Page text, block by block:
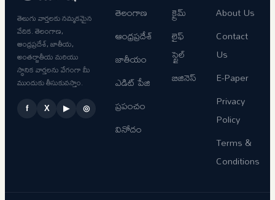
తెలుగు వార్తలకు నమ్మకమైన
వేదిక. తెలంగాణ,
ఆంధ్రప్రదేశ్, జాతీయ,
అంతర్జాతీయ మరియు
స్థానిక వార్తలను వేగంగా మీ
ముందుకు తీసుకువస్తాం.
f X ▶ ◎
తెలంగాణ
ఆంధ్రప్రదేశ్
జాతీయం
ఎడిట్ పేజి
ప్రపంచం
వినోదం
క్రైమ్
లైఫ్
స్టైల్
బిజినెస్
About Us
Contact
Us
E-Paper
Privacy
Policy
Terms &
Conditions